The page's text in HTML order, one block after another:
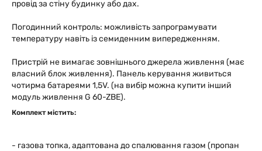
провід за стіну будинку або дах.
Погодинний контроль: можливість запрограмувати
температуру навіть із семиденним випередженням.
Пристрій не вимагає зовнішнього джерела живлення (має
власний блок живлення). Панель керування живиться
чотирма батареями 1,5V. (на вибір можна купити інший
модуль живлення G 60-ZBE).
Комплект містить:
- газова топка, адаптована до спалювання газом (пропан